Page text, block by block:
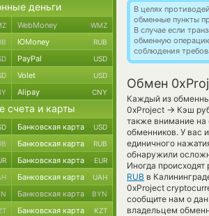
В целях
обменные пункты
В случае если
обменную
соблюдения
Обмен
Каждый из
0xProject → Кэш
также внимание на
обменников. У вас
единичного
обнаружили
Иногда
RUB в
0xProject
сообщите нам о
владельцем
деньги
WebMoney WMZ
ЮMoney RUB
PayPal USD
Volet USD
Alipay CNY
счета и карты
Банковская карта USD
Банковская карта RUB
Банковская карта EUR
Банковская карта UAH
Банковская карта BYN
Банковская карта KZT